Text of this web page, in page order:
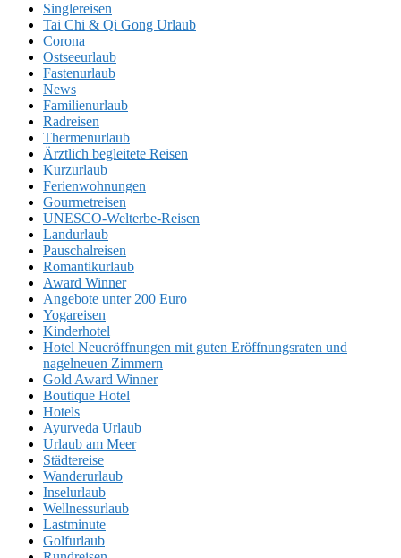
Singlereisen
Tai Chi & Qi Gong Urlaub
Corona
Ostseeurlaub
Fastenurlaub
News
Familienurlaub
Radreisen
Thermenurlaub
Ärztlich begleitete Reisen
Kurzurlaub
Ferienwohnungen
Gourmetreisen
UNESCO-Welterbe-Reisen
Landurlaub
Pauschalreisen
Romantikurlaub
Award Winner
Angebote unter 200 Euro
Yogareisen
Kinderhotel
Hotel Neueröffnungen mit guten Eröffnungsraten und
nagelneuen Zimmern
Gold Award Winner
Boutique Hotel
Hotels
Ayurveda Urlaub
Urlaub am Meer
Städtereise
Wanderurlaub
Inselurlaub
Wellnessurlaub
Lastminute
Golfurlaub